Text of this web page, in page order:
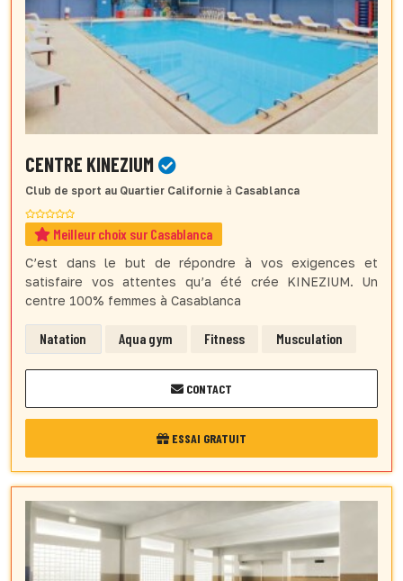
CENTRE KINEZIUM
Club de sport au Quartier Californie à Casablanca
Meilleur choix sur Casablanca
C’est dans le but de répondre à vos exigences et
satisfaire vos attentes qu’a été crée KINEZIUM. Un
centre 100% femmes à Casablanca
Natation Aqua gym Fitness Musculation
CONTACT
ESSAI GRATUIT